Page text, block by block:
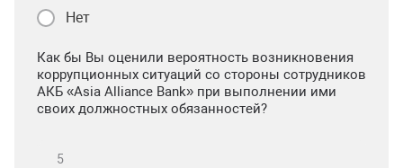
Нет
Как бы Вы оценили вероятность возникновения
коррупционных ситуаций со стороны сотрудников
АКБ «Asia Alliance Bank» при выполнении ими
своих должностных обязанностей?